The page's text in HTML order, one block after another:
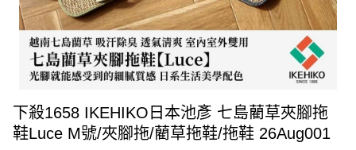
下殺1658 IKEHIKO日本池彥 七島藺草夾腳拖
鞋Luce M號/夾腳拖/藺草拖鞋/拖鞋 26Aug001